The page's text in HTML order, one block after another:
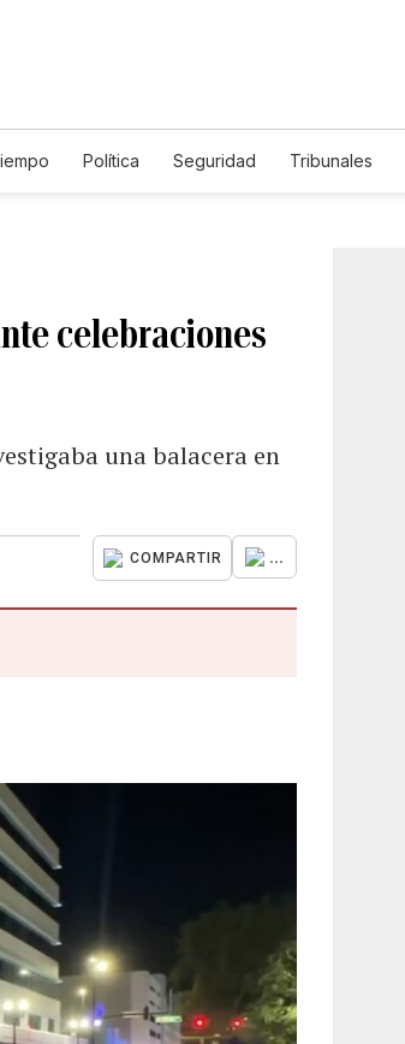
Política Seguridad Tribunales
celebraciones
una balacera en
COMPARTIR ...